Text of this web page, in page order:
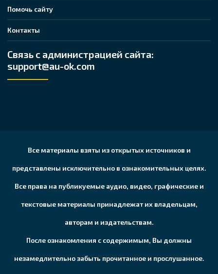
Помочь сайту
Контакты
Связь с администрацией сайта:
support@au-ok.com
Все материалы взяты из открытых источников и
представлены исключительно в ознакомительных целях.
Все права на публикуемые аудио, видео, графические и
текстовые материалы принадлежат их владельцам,
авторам и издательствам.
После ознакомления с содержимым, Вы должны
незамедлительно забыть прочитанное и прослушанное.